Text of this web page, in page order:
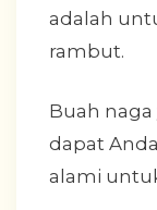
adalah
rambut.
Buah
dapat
alami